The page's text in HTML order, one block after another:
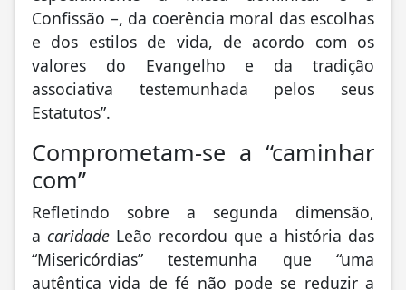
Confissão –, da coerência moral das escolhas
e dos estilos de vida, de acordo com os
valores do Evangelho e da tradição
associativa testemunhada pelos seus
Estatutos”.
Comprometam-se a “caminhar
com”
Refletindo sobre a segunda dimensão,
a caridade Leão recordou que a história das
“Misericórdias” testemunha que “uma
autêntica vida de fé não pode se reduzir a